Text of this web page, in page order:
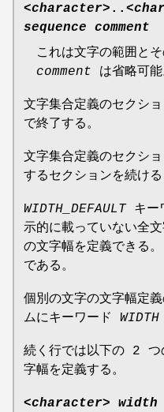
<character>..<
sequence comment
これは文字の範囲と
comment は省略可能
文字集合定義のセクシ
で終了する。
文字集合定義のセクシ
するセクションを続ける
WIDTH_DEFAULTキー
示的に載っていない全
の文字幅を定義できる
である。
個別の文字の文字幅定
ムにキーワード WIDTH
続く行では以下の 2 つ
字幅を定義する。
<character> width